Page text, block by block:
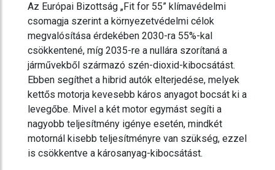
Az Európai Bizottság „Fit for 55” klímavédelmi
csomagja szerint a környezetvédelmi célok
megvalósítása érdekében 2030-ra 55%-kal
csökkentené, míg 2035-re a nullára szorítaná a
járművekből származó szén-dioxid-kibocsátást.
Ebben segíthet a hibrid autók elterjedése, melyek
kettős motorja kevesebb káros anyagot bocsát ki a
levegőbe. Mivel a két motor egymást segíti a
nagyobb teljesítmény igénye esetén, mindkét
motornál kisebb teljesítményre van szükség, ezzel
is csökkentve a károsanyag-kibocsátást.